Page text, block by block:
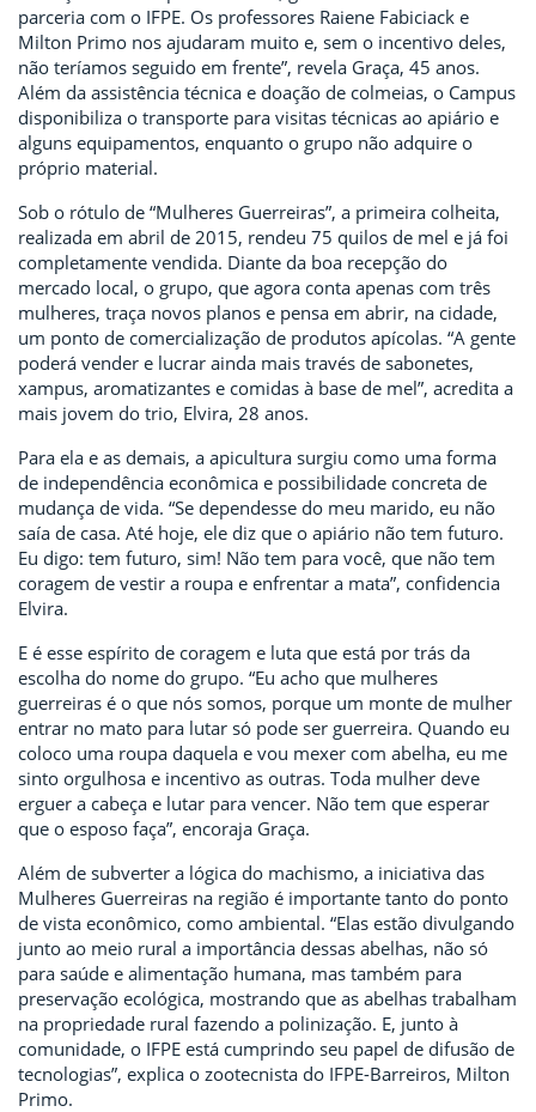
parceria com o IFPE. Os professores Raiene Fabiciack e
Milton Primo nos ajudaram muito e, sem o incentivo deles,
não teríamos seguido em frente”, revela Graça, 45 anos.
Além da assistência técnica e doação de colmeias, o Campus
disponibiliza o transporte para visitas técnicas ao apiário e
alguns equipamentos, enquanto o grupo não adquire o
próprio material.
Sob o rótulo de “Mulheres Guerreiras”, a primeira colheita,
realizada em abril de 2015, rendeu 75 quilos de mel e já foi
completamente vendida. Diante da boa recepção do
mercado local, o grupo, que agora conta apenas com três
mulheres, traça novos planos e pensa em abrir, na cidade,
um ponto de comercialização de produtos apícolas. “A gente
poderá vender e lucrar ainda mais través de sabonetes,
xampus, aromatizantes e comidas à base de mel”, acredita a
mais jovem do trio, Elvira, 28 anos.
Para ela e as demais, a apicultura surgiu como uma forma
de independência econômica e possibilidade concreta de
mudança de vida. “Se dependesse do meu marido, eu não
saía de casa. Até hoje, ele diz que o apiário não tem futuro.
Eu digo: tem futuro, sim! Não tem para você, que não tem
coragem de vestir a roupa e enfrentar a mata”, confidencia
Elvira.
E é esse espírito de coragem e luta que está por trás da
escolha do nome do grupo. “Eu acho que mulheres
guerreiras é o que nós somos, porque um monte de mulher
entrar no mato para lutar só pode ser guerreira. Quando eu
coloco uma roupa daquela e vou mexer com abelha, eu me
sinto orgulhosa e incentivo as outras. Toda mulher deve
erguer a cabeça e lutar para vencer. Não tem que esperar
que o esposo faça”, encoraja Graça.
Além de subverter a lógica do machismo, a iniciativa das
Mulheres Guerreiras na região é importante tanto do ponto
de vista econômico, como ambiental. “Elas estão divulgando
junto ao meio rural a importância dessas abelhas, não só
para saúde e alimentação humana, mas também para
preservação ecológica, mostrando que as abelhas trabalham
na propriedade rural fazendo a polinização. E, junto à
comunidade, o IFPE está cumprindo seu papel de difusão de
tecnologias”, explica o zootecnista do IFPE-Barreiros, Milton
Primo.